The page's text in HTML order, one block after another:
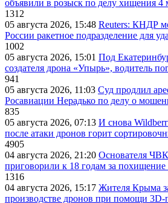
объявили в розыск по делу хищения 4
1312
05 августа 2026, 15:48 Reuters: КНДР
России ракетное подразделение для
1002
05 августа 2026, 15:01 Под
создателя дрона «Упырь», водитель
941
05 августа 2026, 11:03 Суд продлил
Росавиации Нерадько по делу о
835
05 августа 2026, 07:13 И снова
после атаки дронов горит
4905
04 августа 2026, 21:20 Основателя
приговорили к 18 годам за
1316
04 августа 2026, 15:17 Жителя Крыма
производстве дронов при помощи